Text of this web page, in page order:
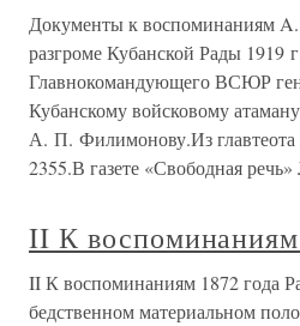
Документы к воспоминаниям
разгроме Кубанской Рады 1919
Главнокомандующего ВСЮР
Кубанскому войсковому
А. П. Филимонову.Из
2355.В газете «Свободная
II К воспоминаниям
II К воспоминаниям 1872 года
бедственном материальном